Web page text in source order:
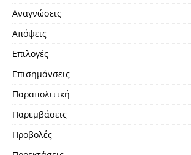
Αναγνώσεις
Απόψεις
Επιλογές
Επισημάνσεις
Παραπολιτική
Παρεμβάσεις
Προβολές